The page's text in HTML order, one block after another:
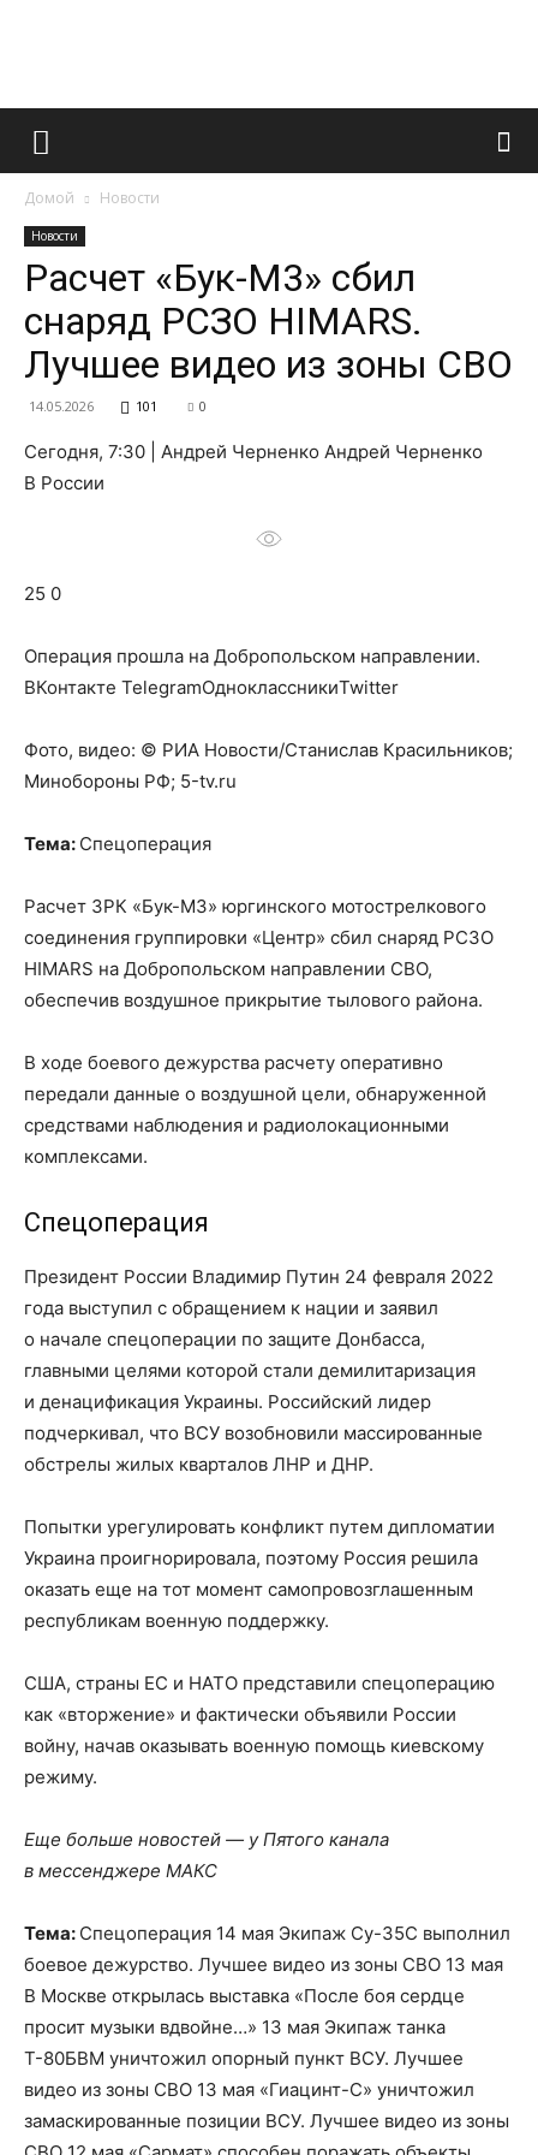
Французский
и
о
нем
Домой Новости
Новости
Расчет «Бук-М3» сбил
снаряд РСЗО HIMARS.
Лучшее видео из зоны СВО
14.05.2026 101 0
Сегодня, 7:30 | Андрей Черненко Андрей Черненко
В России
25 0
Операция прошла на Добропольском направлении.
ВКонтакте TelegramОдноклассникиTwitter
Фото, видео: © РИА Новости/Станислав Красильников;
Минобороны РФ; 5-tv.ru
Тема: Спецоперация
Расчет ЗРК «Бук-М3» юргинского мотострелкового
соединения группировки «Центр» сбил снаряд РСЗО
HIMARS на Добропольском направлении СВО,
обеспечив воздушное прикрытие тылового района.
В ходе боевого дежурства расчету оперативно
передали данные о воздушной цели, обнаруженной
средствами наблюдения и радиолокационными
комплексами.
Спецоперация
Президент России Владимир Путин 24 февраля 2022
года выступил с обращением к нации и заявил
о начале спецоперации по защите Донбасса,
главными целями которой стали демилитаризация
и денацификация Украины. Российский лидер
подчеркивал, что ВСУ возобновили массированные
обстрелы жилых кварталов ЛНР и ДНР.
Попытки урегулировать конфликт путем дипломатии
Украина проигнорировала, поэтому Россия решила
оказать еще на тот момент самопровозглашенным
республикам военную поддержку.
США, страны ЕС и НАТО представили спецоперацию
как «вторжение» и фактически объявили России
войну, начав оказывать военную помощь киевскому
режиму.
Еще больше новостей — у Пятого канала
в мессенджере МАКС
Тема: Спецоперация 14 мая Экипаж Су-35С выполнил
боевое дежурство. Лучшее видео из зоны СВО 13 мая
В Москве открылась выставка «После боя сердце
просит музыки вдвойне…» 13 мая Экипаж танка
Т-80БВМ уничтожил опорный пункт ВСУ. Лучшее
видео из зоны СВО 13 мая «Гиацинт-С» уничтожил
замаскированные позиции ВСУ. Лучшее видео из зоны